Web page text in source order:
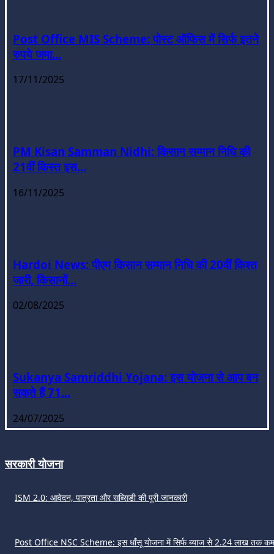
Post Office MIS Scheme: पोस्ट ऑफिस में सिर्फ इतने
रुपये जमा...
17/11/2025
PM Kisan Samman Nidhi: किसान सम्मान निधि की
21वीं किस्त इस...
16/11/2025
Hardoi News: पीएम किसान सम्मान निधि की 20वीं किश्त
जारी, किसानों...
02/08/2025
Sukanya Samriddhi Yojana: इस योजना से आप बन
सकते हैं 71...
24/07/2025
सरकारी योजना
ISM 2.0: आवेदन, पात्रता और सब्सिडी की पूरी जानकारी
Post Office NSC Scheme: इस धाँसू योजना में सिर्फ ब्याज से 2.24 लाख तक